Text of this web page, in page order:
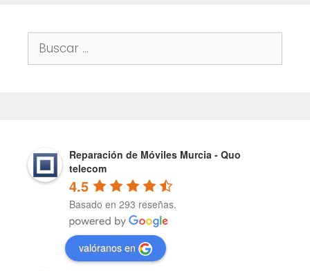
Buscar:
Reparación de Móviles Murcia - Quo
telecom
4.5
Basado en 293 reseñas.
valóranos en